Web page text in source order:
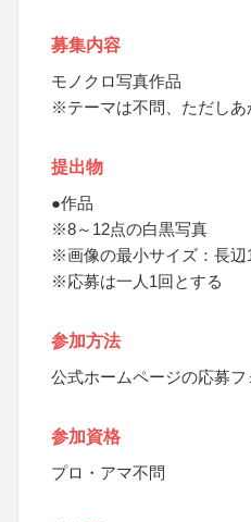
募集内容
モノクロ写真作品
※テーマは不問、ただしあ
提出物
●作品
※8～12点の白黒写真
※画像の最小サイズ：長辺
※応募は一人1回とする
参加方法
公式ホームページの応募
参加資格
プロ・アマ不問